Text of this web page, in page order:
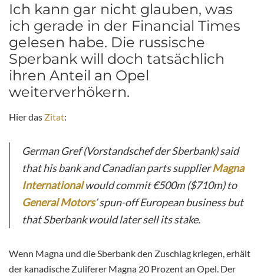
Ich kann gar nicht glauben, was
ich gerade in der Financial Times
gelesen habe. Die russische
Sperbank will doch tatsächlich
ihren Anteil an Opel
weiterverhökern.
Hier das Zitat:
German Gref (Vorstandschef der Sberbank) said
that his bank and Canadian parts supplierMagna
Internationalwould commit €500m ($710m) to
General Motors’ spun-off European business but
that Sberbank would later sell its stake.
Wenn Magna und die Sberbank den Zuschlag kriegen, erhält
der kanadische Zuliferer Magna 20 Prozent an Opel. Der